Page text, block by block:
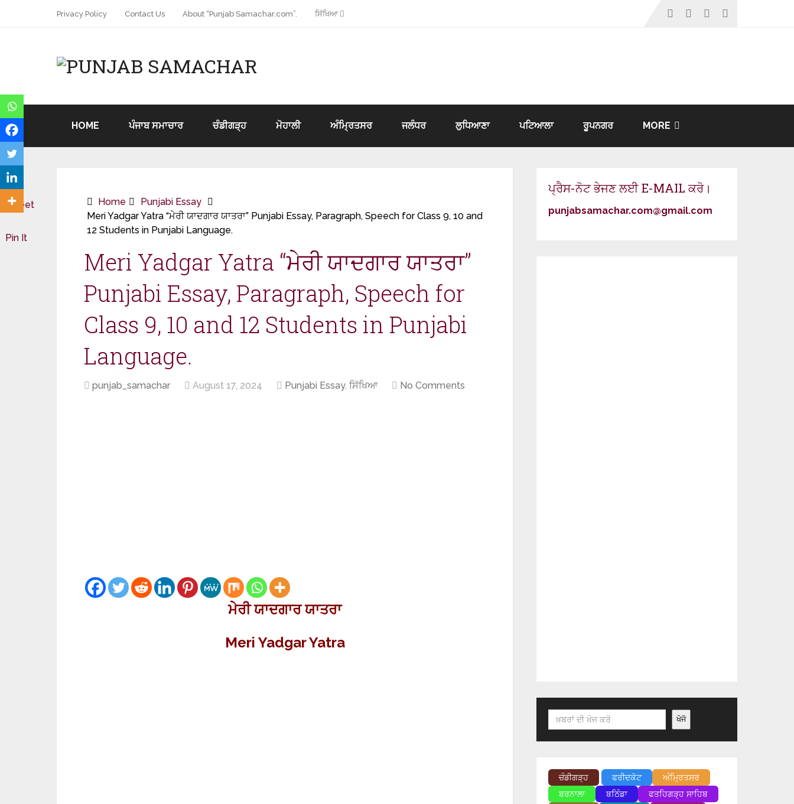
Privacy Policy Contact Us About “Punjab Samachar.com”. ਸਿੱਖਿਆ
HOME ਪੰਜਾਬ ਸਮਾਚਾਰ ਚੰਡੀਗੜ੍ਹ ਮੋਹਾਲੀ ਅੰਮ੍ਰਿਤਸਰ ਜਲੰਧਰ ਲੁਧਿਆਣਾ ਪਟਿਆਲਾ ਰੂਪਨਗਰ MORE
Home
Punjabi Essay
Meri Yadgar Yatra “ਮੇਰੀ ਯਾਦਗਾਰ ਯਾਤਰਾ” Punjabi Essay, Paragraph, Speech for Class 9, 10 and
12 Students in Punjabi Language.
Meri Yadgar Yatra “ਮੇਰੀ ਯਾਦਗਾਰ ਯਾਤਰਾ”
Punjabi Essay, Paragraph, Speech for
Class 9, 10 and 12 Students in Punjabi
Language.
punjab_samachar August 17, 2024 Punjabi Essay, ਸਿੱਖਿਆ No Comments
ਮੇਰੀ ਯਾਦਗਾਰ ਯਾਤਰਾ
Meri Yadgar Yatra
Tweet
Pin It
ਪ੍ਰੈਸ-ਨੋਟ ਭੇਜਣ ਲਈ E-MAIL ਕਰੋ।
punjabsamachar.com@gmail.com
Search ਖੋਜੋ
ਚੰਡੀਗੜ੍ਹ ਫਰੀਦਕੋਟ
ਅੰਮ੍ਰਿਤਸਰ
ਬਰਨਾਲਾ
ਬਠਿੰਡਾ
ਫਤਹਿਗੜ੍ਹ ਸਾਹਿਬ